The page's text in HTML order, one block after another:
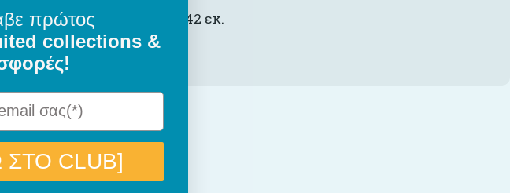
42 εκ.
πρώτος
collections &
CLUB]